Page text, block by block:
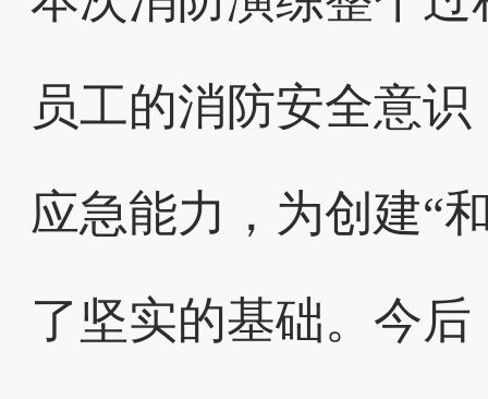
员工的消防安全意
应急能力，为创建“
了坚实的基础。今